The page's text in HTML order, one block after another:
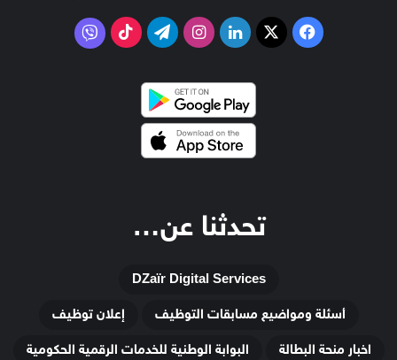
فيسبوك
‫X لينكدإنانستقرامتيلقرام‫TikTokفايبر
تحدثنا عن…
DZaïr Digital Services
أسئلة ومواضيع مسابقات التوظيف
إعلان توظيف
اخبار منحة البطالة
البوابة الوطنية للخدمات الرقمية الحكومية